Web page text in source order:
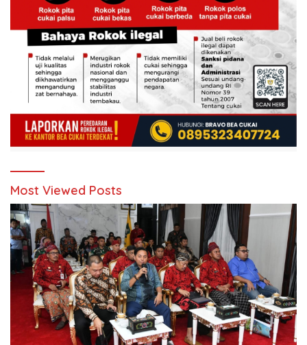
Most Viewed Posts